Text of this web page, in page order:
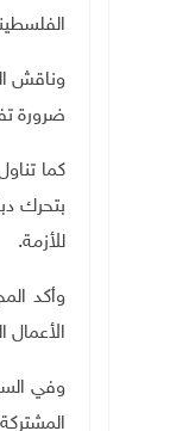
وناقش
ضرورة
كما
بتحرك
للأزمة.
وأكد
وفي